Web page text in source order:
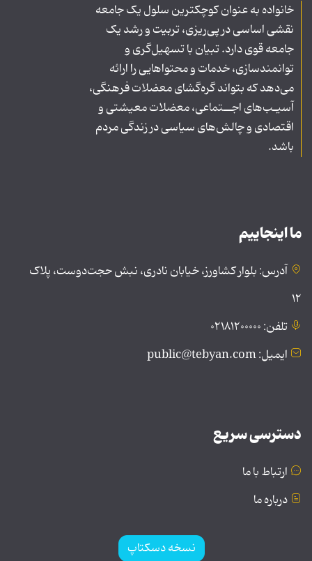
خانواده به عنوان کوچکترین سلول یک جامعه
نقشی اساسی در پی‌ریزی، تربیت و رشد یک
جامعه قوی دارد. تبیان با تسهیل‌گری و
توانمندسازی، خدمات و محتواهایی را ارائه
می‌دهد که بتواند گره‌گشای معضلات فرهنگی،
آسیـب‌های اجــتماعی، معضلات معیشتی و
اقتصادی و چالش‌های سیاسی در زندگی مردم
باشد.
ما اینجاییم
آدرس: بلوار کشاورز، خیابان نادری، نبش حجت‌دوست، پلاک
۱۲
تلفن: ۰۲۱۸۱۲۰۰۰۰۰
ایمیل: public@tebyan.com
دسترسی سریع
ارتباط با ما
درباره ما
نسخه دسکتاپ